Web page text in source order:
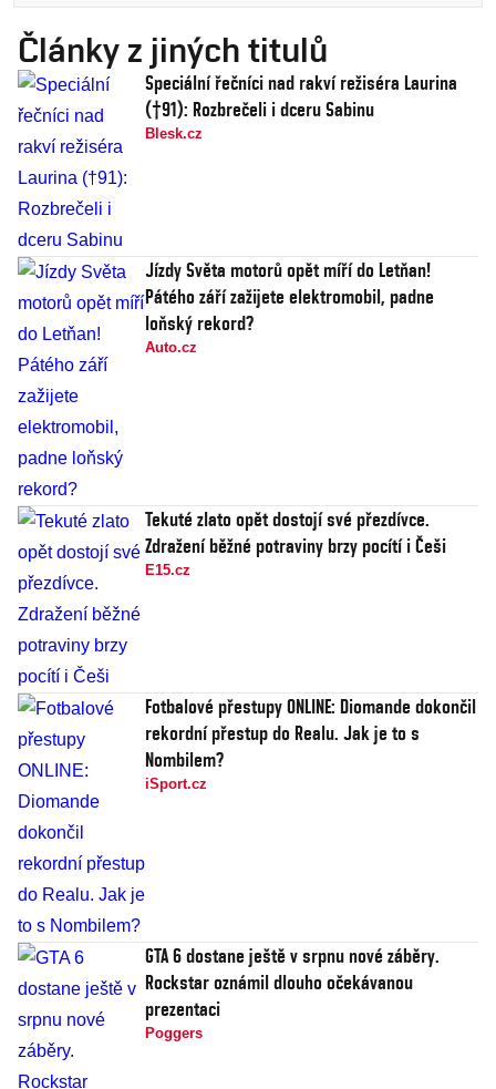
Články z jiných titulů
Speciální řečníci nad rakví režiséra Laurina
(†91): Rozbrečeli i dceru Sabinu
Blesk.cz
Jízdy Světa motorů opět míří do Letňan!
Pátého září zažijete elektromobil, padne
loňský rekord?
Auto.cz
Tekuté zlato opět dostojí své přezdívce.
Zdražení běžné potraviny brzy pocítí i Češi
E15.cz
Fotbalové přestupy ONLINE: Diomande dokončil
rekordní přestup do Realu. Jak je to s
Nombilem?
iSport.cz
GTA 6 dostane ještě v srpnu nové záběry.
Rockstar oznámil dlouho očekávanou
prezentaci
Poggers